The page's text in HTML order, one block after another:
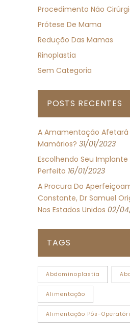
Procedimento Não
Prótese De Mama
Redução Das Mamas
Rinoplastia
Sem Categoria
POSTS RECENTES
A Amamentação Afetará
Mamários? 31/01/2023
Escolhendo Seu
Perfeito 16/01/2023
A Procura Do
Constante, Dr Samuel
Nos Estados Unidos 02/
TAGS
Abdominoplastia
Alimentação
Alimentação Pós-